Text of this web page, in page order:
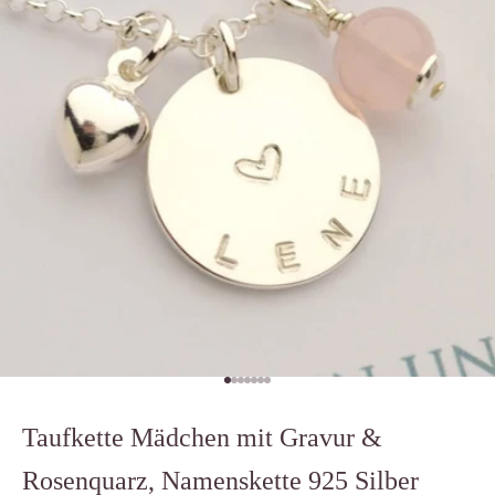
Gehe zu Element 1
Gehe zu Element 2
Gehe zu Element 3
Gehe zu Element 4
Gehe zu Element 5
Gehe zu Element 6
Gehe zu Element 7
Taufkette Mädchen mit Gravur &
Rosenquarz, Namenskette 925 Silber